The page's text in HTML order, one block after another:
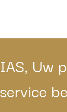
IAS, Uw
service